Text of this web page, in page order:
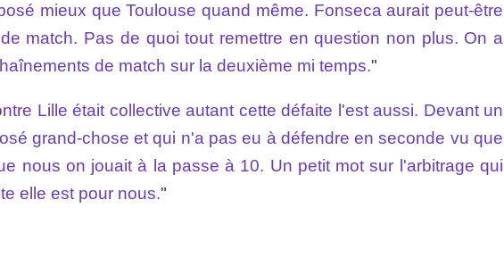
mieux que Toulouse quand même. Fonseca aurait peut-être
match. Pas de quoi tout remettre en question non plus. On a
de match sur la deuxième mi temps."
Lille était collective autant cette défaite l'est aussi. Devant un
grand-chose et qui n'a pas eu à défendre en seconde vu que
nous on jouait à la passe à 10. Un petit mot sur l'arbitrage qui
elle est pour nous."